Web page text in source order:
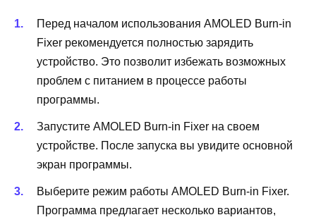
Перед началом использования AMOLED Burn-in
Fixer рекомендуется полностью зарядить
устройство. Это позволит избежать возможных
проблем с питанием в процессе работы
программы.
Запустите AMOLED Burn-in Fixer на своем
устройстве. После запуска вы увидите основной
экран программы.
Выберите режим работы AMOLED Burn-in Fixer.
Программа предлагает несколько вариантов,